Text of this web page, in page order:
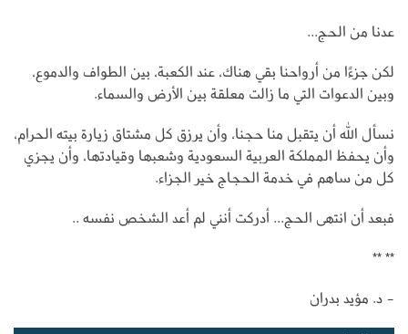
عدنا من الحج...
لكن جزءًا من أرواحنا بقي هناك، عند الكعبة، بين الطواف والدموع،
وبين الدعوات التي ما زالت معلقة بين الأرض والسماء.
نسأل الله أن يتقبل منا حجنا، وأن يرزق كل مشتاق زيارة بيته الحرام،
وأن يحفظ المملكة العربية السعودية وشعبها وقيادتها، وأن يجزي
كل من ساهم في خدمة الحجاج خير الجزاء.
فبعد أن انتهى الحج... أدركت أنني لم أعد الشخص نفسه ..
** **
- د. مؤيد بدران